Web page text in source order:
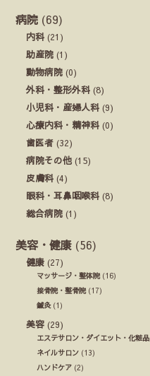
病院 (69)
内科 (21)
助産院 (1)
動物病院 (0)
外科・整形外科 (8)
小児科・産婦人科 (9)
心療内科・精神科 (0)
歯医者 (32)
病院その他 (15)
皮膚科 (4)
眼科・耳鼻咽喉科 (8)
総合病院 (1)
美容・健康 (56)
健康 (27)
マッサージ・整体院(16)
接骨院・整骨院(17)
鍼灸(1)
美容 (29)
エステサロン・ダイエット・化粧品
ネイルサロン (13)
ハンドケア (2)